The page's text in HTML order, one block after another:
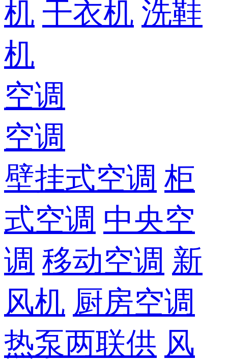
机 干衣机 洗鞋
机
空调
空调
壁挂式空调 柜
式空调 中央空
调 移动空调 新
风机 厨房空调
热泵两联供 风